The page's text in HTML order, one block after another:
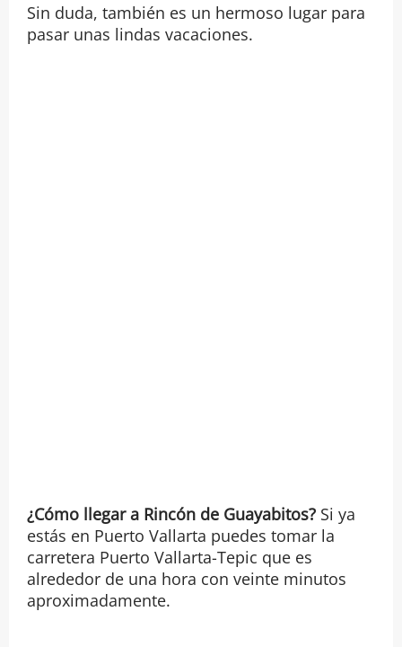
Sin duda, también es un hermoso lugar para
pasar unas lindas vacaciones.
¿Cómo llegar a Rincón de Guayabitos?Si ya
estás en Puerto Vallarta puedes tomar la
carretera Puerto Vallarta-Tepic que es
alrededor de una hora con veinte minutos
aproximadamente.